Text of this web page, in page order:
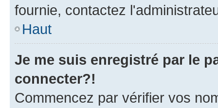
fournie, contactez
Haut
Je me suis enregistré par le
connecter?!
Commencez par vérifier vos